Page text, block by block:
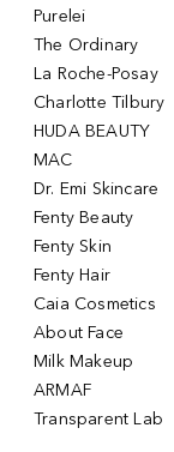
Purelei
The Ordinary
La Roche-Posay
Charlotte Tilbury
HUDA BEAUTY
MAC
Dr. Emi Skincare
Fenty Beauty
Fenty Skin
Fenty Hair
Caia Cosmetics
About Face
Milk Makeup
ARMAF
Transparent Lab